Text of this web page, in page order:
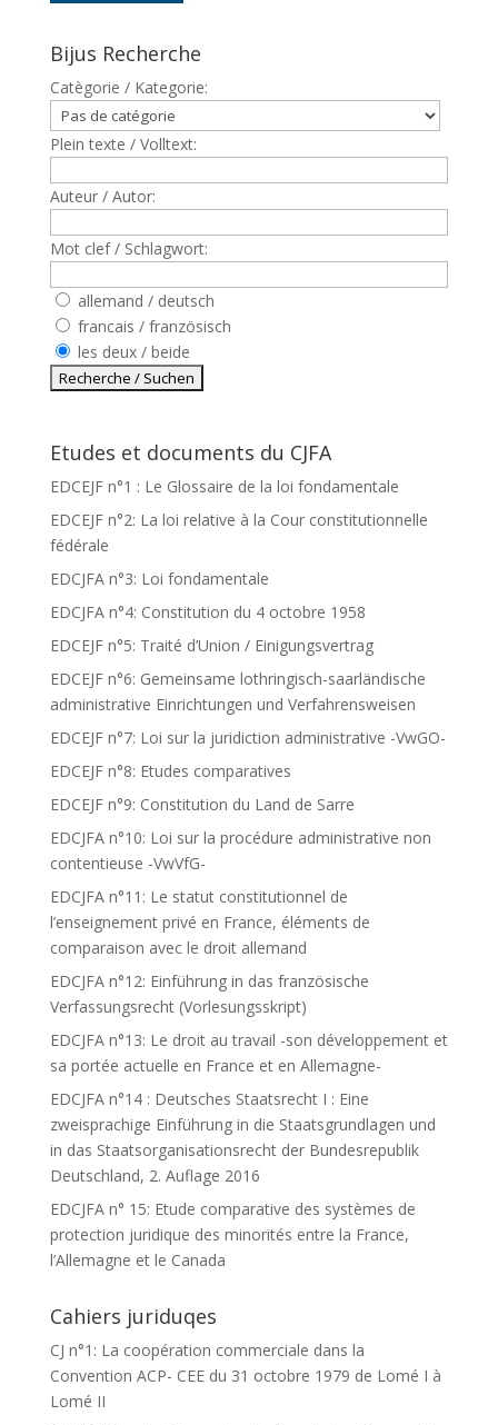
Bijus Recherche
Catègorie / Kategorie:
Plein texte / Volltext:
Auteur / Autor:
Mot clef / Schlagwort:
allemand / deutsch
francais / französisch
les deux / beide
Etudes et documents du CJFA
EDCEJF n°1 : Le Glossaire de la loi fondamentale
EDCEJF n°2: La loi relative à la Cour constitutionnelle
fédérale
EDCJFA n°3: Loi fondamentale
EDCJFA n°4: Constitution du 4 octobre 1958
EDCEJF n°5: Traité d’Union / Einigungsvertrag
EDCEJF n°6: Gemeinsame lothringisch-saarländische
administrative Einrichtungen und Verfahrensweisen
EDCEJF n°7: Loi sur la juridiction administrative -VwGO-
EDCEJF n°8: Etudes comparatives
EDCEJF n°9: Constitution du Land de Sarre
EDCJFA n°10: Loi sur la procédure administrative non
contentieuse -VwVfG-
EDCJFA n°11: Le statut constitutionnel de
l’enseignement privé en France, éléments de
comparaison avec le droit allemand
EDCJFA n°12: Einführung in das französische
Verfassungsrecht (Vorlesungsskript)
EDCJFA n°13: Le droit au travail -son développement et
sa portée actuelle en France et en Allemagne-
EDCJFA n°14 : Deutsches Staatsrecht I : Eine
zweisprachige Einführung in die Staatsgrundlagen und
in das Staatsorganisationsrecht der Bundesrepublik
Deutschland, 2. Auflage 2016
EDCJFA n° 15: Etude comparative des systèmes de
protection juridique des minorités entre la France,
l’Allemagne et le Canada
Cahiers juriduqes
CJ n°1: La coopération commerciale dans la
Convention ACP- CEE du 31 octobre 1979 de Lomé I à
Lomé II